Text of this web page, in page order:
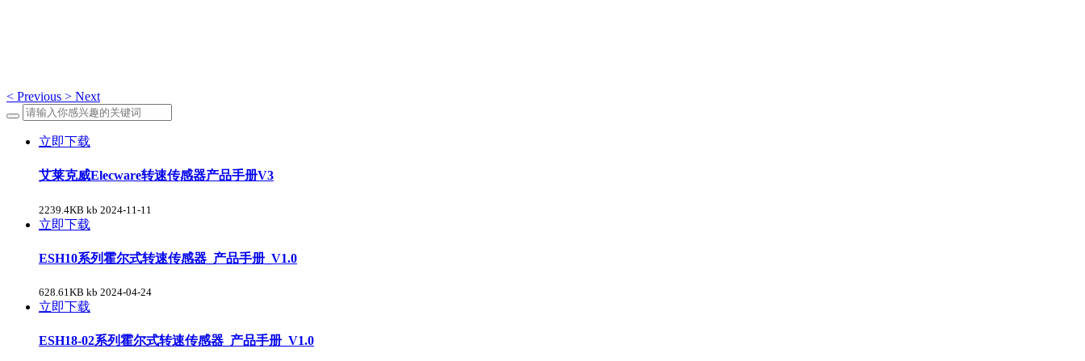
< Previous > Next
立即下载
艾莱克威Elecware转速传感器产品手册V3
2239.4KB kb 2024-11-11
立即下载
ESH10系列霍尔式转速传感器_产品手册_V1.0
628.61KB kb 2024-04-24
立即下载
ESH18-02系列霍尔式转速传感器_产品手册_V1.0